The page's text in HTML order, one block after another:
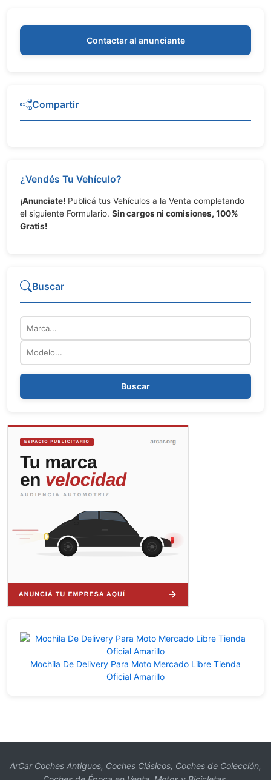
Contactar al anunciante
Compartir
¿Vendés Tu Vehículo?
¡Anunciate! Publicá tus Vehículos a la Venta completando
el siguiente Formulario. Sin cargos ni comisiones, 100%
Gratis!
Buscar
Marca
Modelo
Buscar
Mochila De Delivery Para Moto Mercado Libre Tienda
Oficial Amarillo
ArCar Coches Antiguos, Coches Clásicos, Coches de Colección,